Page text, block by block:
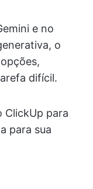
e no
o
difícil.
ClickUp para
para sua